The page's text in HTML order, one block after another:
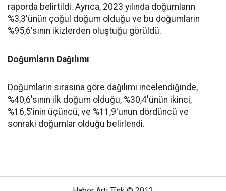
raporda belirtildi. Ayrıca, 2023 yılında doğumların
%3,3'ünün çoğul doğum olduğu ve bu doğumların
%95,6'sının ikizlerden oluştuğu görüldü.
Doğumların Dağılımı
Doğumların sırasına göre dağılımı incelendiğinde,
%40,6'sının ilk doğum olduğu, %30,4'ünün ikinci,
%16,5'inin üçüncü, ve %11,9'unun dördüncü ve
sonraki doğumlar olduğu belirlendi.